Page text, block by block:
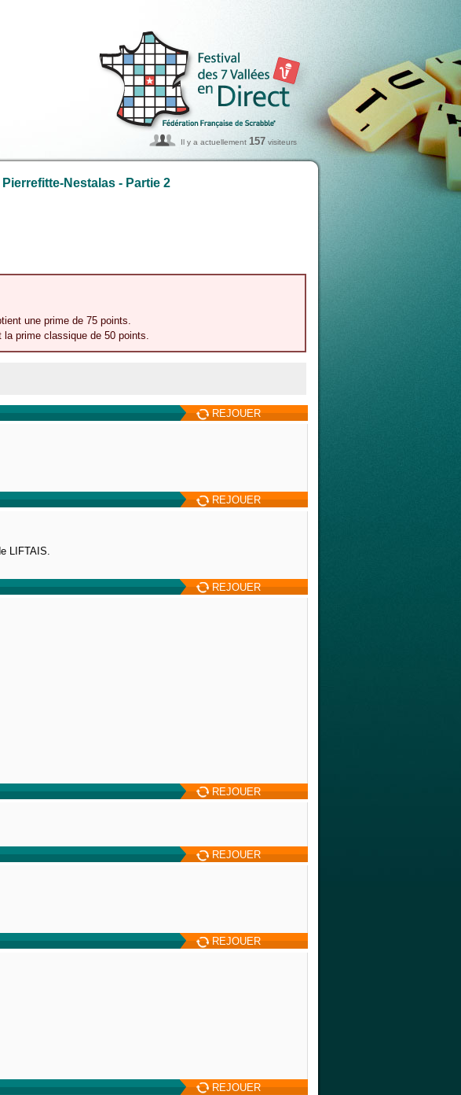
Il y a actuellement 157 visiteurs
Nestalas - Partie 2
une prime de 75 points.
prime classique de 50 points.
REJOUER
REJOUER
LIFTAIS.
REJOUER
REJOUER
REJOUER
REJOUER
REJOUER